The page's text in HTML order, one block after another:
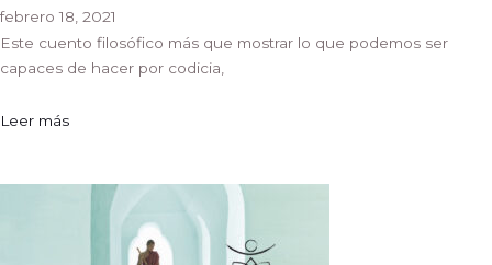
febrero 18, 2021
Este cuento filosófico más que mostrar lo que podemos ser
capaces de hacer por codicia,
Leer más